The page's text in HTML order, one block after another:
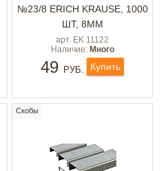
№23/8 ERICH KRAUSE, 1000
ШТ, 8ММ
арт. EK 11122
Наличие: Много
49 РУБ. Купить
Скобы